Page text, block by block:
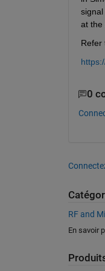
at the
Refer
0
RF and
En savoir